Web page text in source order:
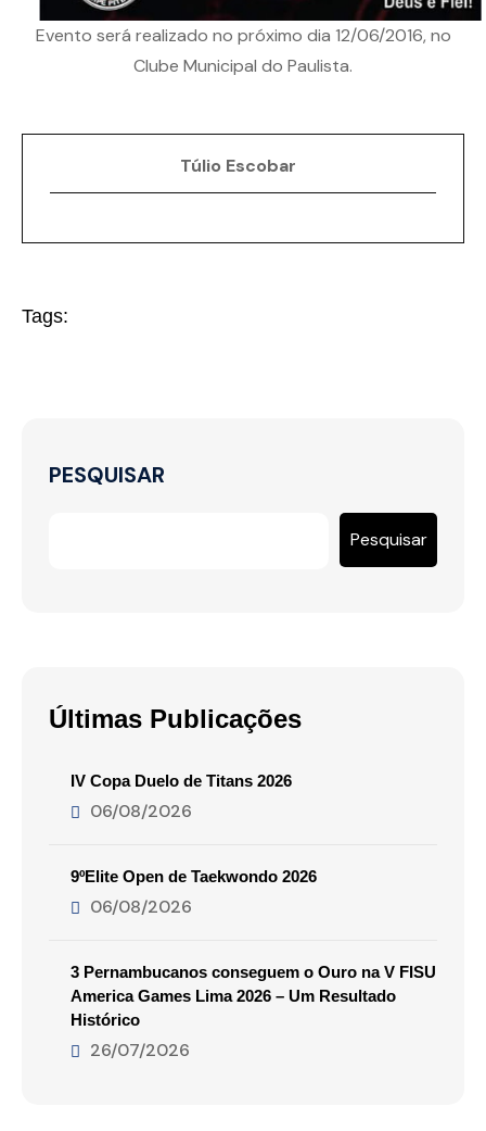
Evento será realizado no próximo dia 12/06/2016, no
Clube Municipal do Paulista.
Túlio Escobar
Tags:
PESQUISAR
Pesquisar
Últimas Publicações
IV Copa Duelo de Titans 2026
06/08/2026
9ºElite Open de Taekwondo 2026
06/08/2026
3 Pernambucanos conseguem o Ouro na V FISU
America Games Lima 2026 – Um Resultado
Histórico
26/07/2026